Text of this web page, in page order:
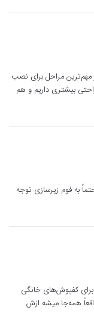
مهم‌ترین مراحل برای نصب
بیشتری داریم و هم
به فوم زیرسازی توجه
برای کفپوش‌های خانگی
همه‌جا میشه ازش